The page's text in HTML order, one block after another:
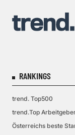
RANKINGS
trend. Top500
trend.Top
Österreichs beste